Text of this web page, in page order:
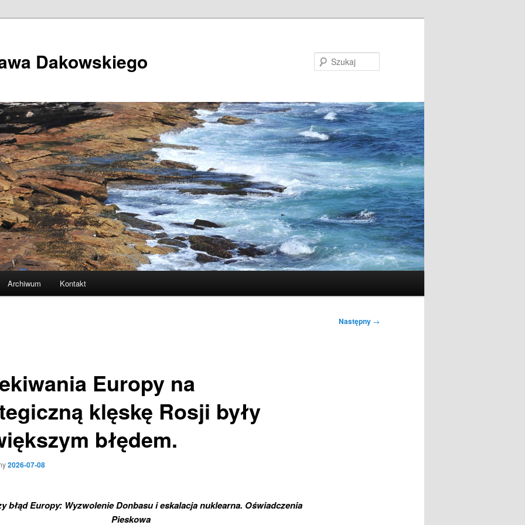
Dakowskiego
Archiwum Kontakt
Następny →
Europy na
klęskę Rosji były
błędem.
2026-07-08
błąd Europy: Wyzwolenie Donbasu i eskalacja nuklearna. Oświadczenia
Pieskowa